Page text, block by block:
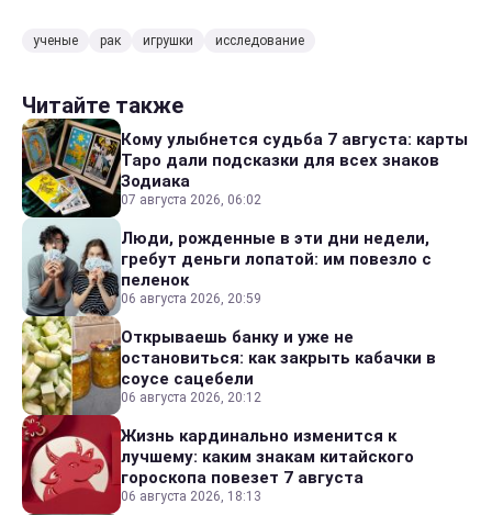
ученые рак игрушки исследование
Читайте также
Кому улыбнется судьба 7 августа: карты
Таро дали подсказки для всех знаков
Зодиака
07 августа 2026, 06:02
Люди, рожденные в эти дни недели,
гребут деньги лопатой: им повезло с
пеленок
06 августа 2026, 20:59
Открываешь банку и уже не
остановиться: как закрыть кабачки в
соусе сацебели
06 августа 2026, 20:12
Жизнь кардинально изменится к
лучшему: каким знакам китайского
гороскопа повезет 7 августа
06 августа 2026, 18:13